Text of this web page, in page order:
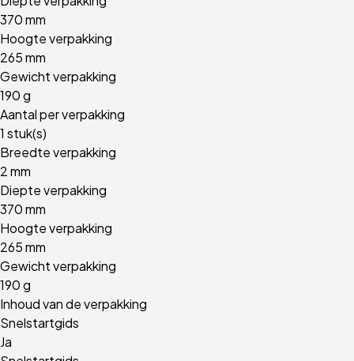
370 mm
Hoogte verpakking
265 mm
Gewicht verpakking
190 g
Aantal per verpakking
1 stuk(s)
Breedte verpakking
2 mm
Diepte verpakking
370 mm
Hoogte verpakking
265 mm
Gewicht verpakking
190 g
Inhoud van de verpakking
Snelstartgids
Ja